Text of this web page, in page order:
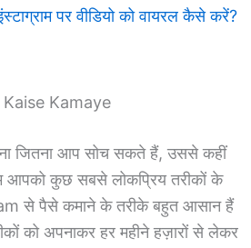
पर वीडियो को वायरल कैसे करें?
Kamaye
जितना आप सोच सकते हैं, उससे कहीं
आपको कुछ सबसे लोकप्रिय तरीकों के
से पैसे कमाने के तरीके बहुत आसान हैं
को अपनाकर हर महीने हज़ारों से लेकर